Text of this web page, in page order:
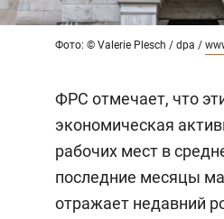
Фото: © Valerie Plesch / dpa /
ФРС отмечает, что
экономическая
рабочих мест в
последние месяцы
отражает недавний